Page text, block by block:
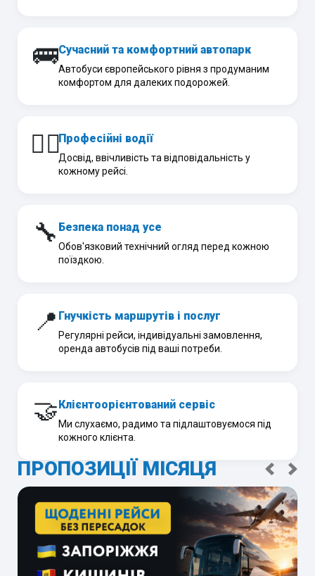
🚌Сучасний та комфортний автопарк
Автобуси європейського рівня з продуманим
комфортом для далеких подорожей.
👨‍✈️Професійні водії
Досвід, ввічливість та відповідальність у
кожному рейсі.
🔧 Безпека понад усе
Обов'язковий технічний огляд перед кожною
поїздкою.
📍 Гнучкість маршрутів і послуг
Регулярні рейси, індивідуальні замовлення,
оренда автобусів під ваші потреби.
🤝Клієнтоорієнтований сервіс
Ми слухаємо, радимо та підлаштовуємося під
кожного клієнта.
ПРОПОЗИЦІЇ МІСЯЦЯ